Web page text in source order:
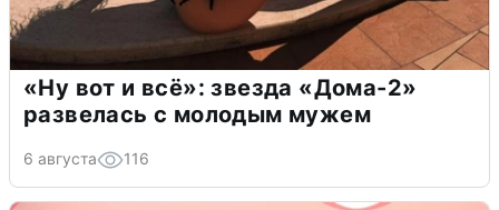
«Ну вот и всё»: звезда «Дома-2»
развелась с молодым мужем
6 августа 116